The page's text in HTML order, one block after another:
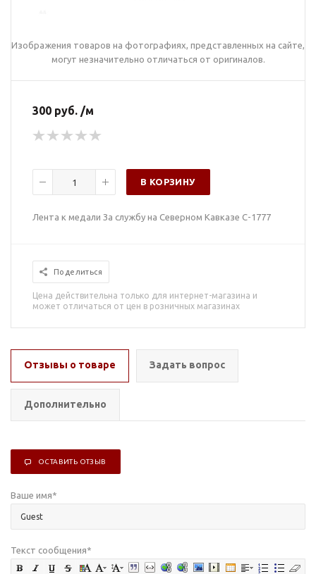
Изображения товаров на фотографиях, представленных на сайте,
могут незначительно отличаться от оригиналов.
300 руб. /м
В КОРЗИНУ
Лента к медали За службу на Северном Кавказе С-1777
Поделиться
Цена действительна только для интернет-магазина и
может отличаться от цен в розничных магазинах
Отзывы о товаре Задать вопрос
Дополнительно
ОСТАВИТЬ ОТЗЫВ
Ваше имя*
Текст сообщения*